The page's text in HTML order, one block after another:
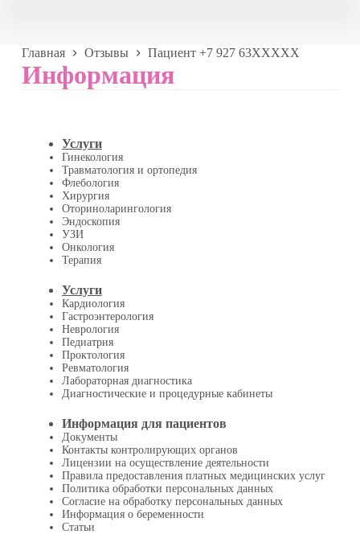
Главная Отзывы Пациент +7 927 63XXXXX
Информация
Услуги
Гинекология
Травматология и ортопедия
Флебология
Хирургия
Оториноларингология
Эндоскопия
УЗИ
Онкология
Терапия
Услуги
Кардиология
Гастроэнтерология
Неврология
Педиатрия
Проктология
Ревматология
Лабораторная диагностика
Диагностические и процедурные кабинеты
Информация для пациентов
Документы
Контакты контролирующих органов
Лицензии на осуществление деятельности
Правила предоставления платных медицинских услуг
Политика обработки персональных данных
Согласие на обработку персональных данных
Информация о беременности
Статьи